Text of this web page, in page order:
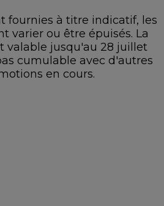
fournies à titre indicatif, les
varier ou être épuisés. La
valable jusqu'au 28 juillet
cumulable avec d'autres
en cours.